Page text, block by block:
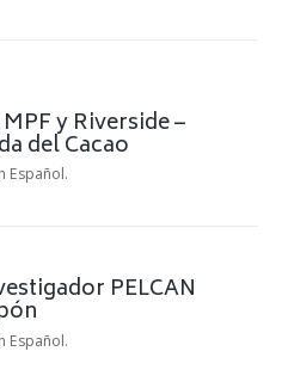
y Riverside –
del Cacao
Español.
PELCAN
Español.